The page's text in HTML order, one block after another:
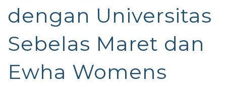
dengan Universitas
Sebelas Maret dan
Ewha Womens